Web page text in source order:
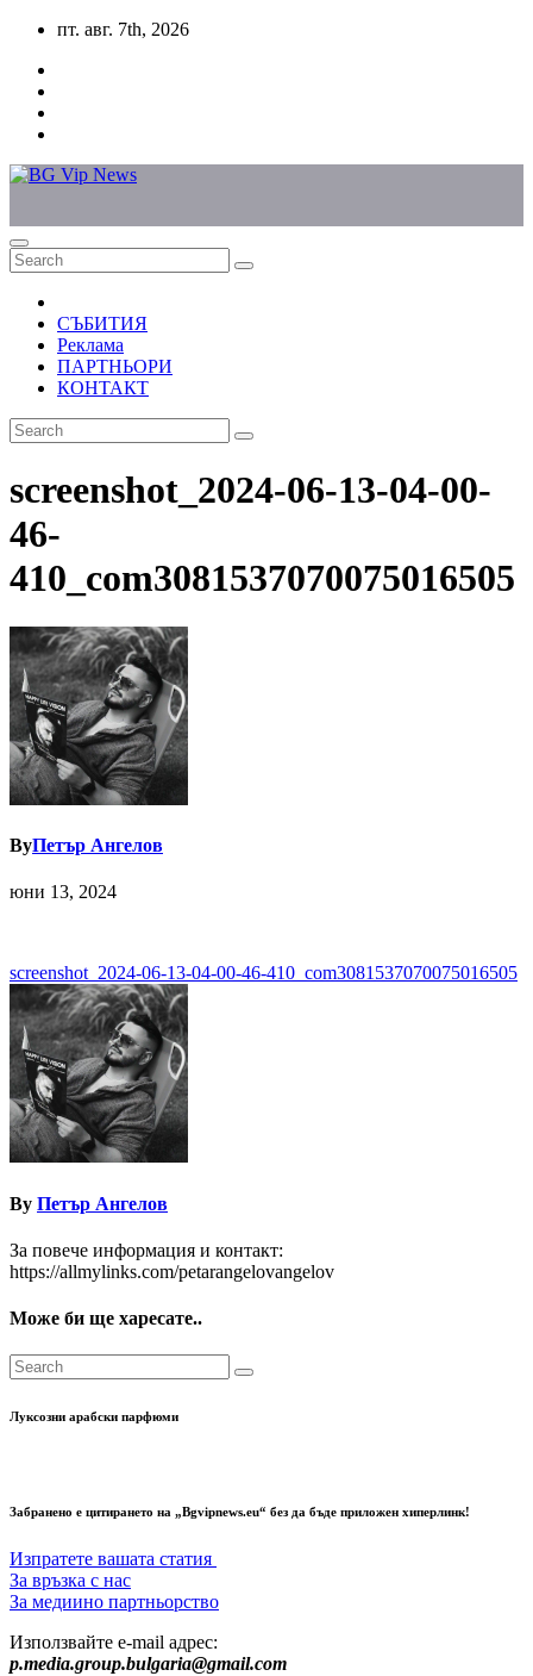
Skip
content
пт. авг. 7th, 2026
СЪБИТИЯ
Реклама
ПАРТНЬОРИ
КОНТАКТ
screenshot_2024-06-13-04-00-
46-
410_com3081537070075016505
ByПетър Ангелов
юни 13, 2024
Навигация
screenshot_2024-06-13-04-00-46-410_com3081537070075016505
By Петър Ангелов
За повече информация и контакт:
https://allmylinks.com/petarangelovangelov
Може би ще харесате..
Луксозни арабски парфюми
Забранено е цитирането на „Bgvipnews.eu“ без да бъде приложен хиперлинк!
Изпратете вашата статия
За връзка с нас
За медиино партньорство
Използвайте e-mail адрес:
p.media.group.bulgaria@gmail.com